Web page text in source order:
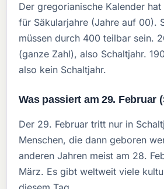
Der gregorianische Kalender
für Säkularjahre (Jahre auf 00).
müssen durch 400 teilbar sein.
(ganze Zahl), also Schaltjahr.
also kein Schaltjahr.
Was passiert am 29. Februar
Der 29. Februar tritt nur in
Menschen, die dann geboren
anderen Jahren meist am 28.
März. Es gibt weltweit viele